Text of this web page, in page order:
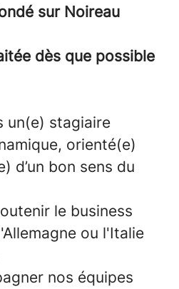
sur Noireau
dès que possible
un(e) stagiaire
orienté(e)
d’un bon sens du
le business
ou l'Italie
nos équipes